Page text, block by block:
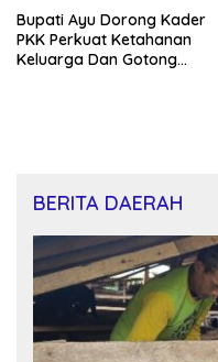
Bupati Ayu Dorong Kader
PKK Perkuat Ketahanan
Keluarga Dan Gotong
BERITA DAERAH